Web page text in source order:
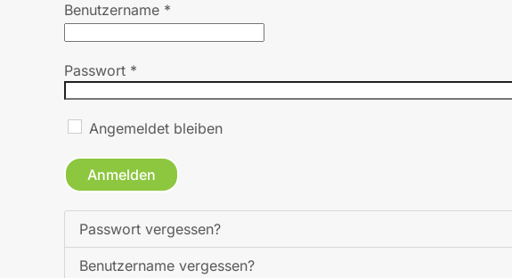
Benutzername *
Passwort *
Angemeldet bleiben
Anmelden
Passwort vergessen?
Benutzername vergessen?